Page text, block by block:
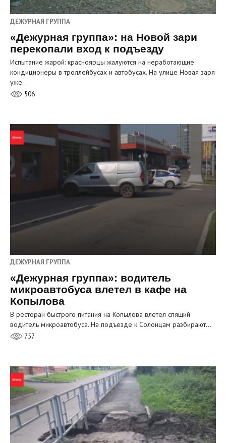
ДЕЖУРНАЯ ГРУППА
«Дежурная группа»: на Новой зари
перекопали вход к подъезду
Испытание жарой: красноярцы жалуются на неработающие
кондиционеры в троллейбусах и автобусах. На улице Новая заря
уже…
506
ДЕЖУРНАЯ ГРУППА
«Дежурная группа»: водитель
микроавтобуса влетел в кафе на
Копылова
В ресторан быстрого питания на Копылова влетел спящий
водитель микроавтобуса. На подъезде к Солонцам разбирают…
757